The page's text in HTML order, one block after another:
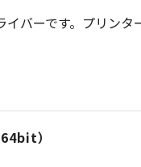
バーです。プリン
）